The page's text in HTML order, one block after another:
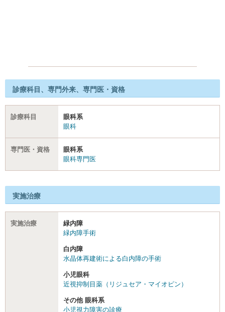
診療科目、専門外来、専門医・資格
診療科目
眼科系
眼科
専門医・資格
眼科系
眼科専門医
実施治療
実施治療
緑内障
緑内障手術
白内障
水晶体再建術による白内障の手術
小児眼科
近視抑制目薬（リジュセア・マイオピン）
その他 眼科系
小児視力障害の診療